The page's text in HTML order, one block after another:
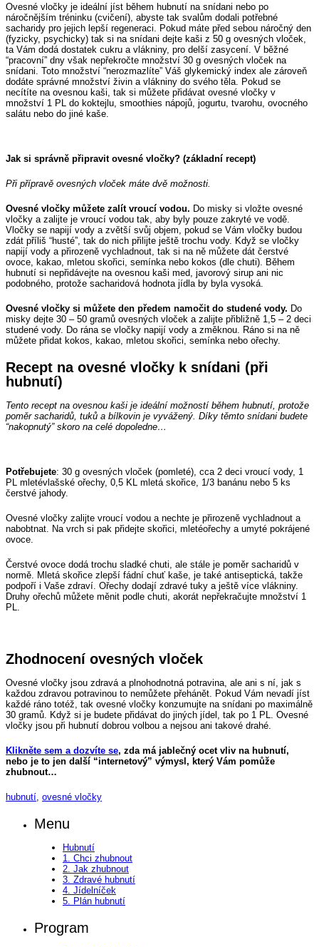
Ovesné vločky je ideální jíst během hubnutí na snídani nebo po
náročnějším tréninku (cvičení), abyste tak svalům dodali potřebné
sacharidy pro jejich lepší regeneraci. Pokud máte před sebou náročný den
(fyzicky, psychicky) tak si na snídani dejte kaši z 50 g ovesných vloček,
ta Vám dodá dostatek cukru a vlákniny, pro delší zasycení. V běžné
“pracovní” dny však nepřekročte množství 30 g ovesných vloček na
snídani. Toto množství “nerozmazlíte” Váš glykemický index ale zároveň
dodáte správné množství živin a vlákniny do svého těla. Pokud se
necítíte na ovesnou kaši, tak si můžete přidávat ovesné vločky v
množství 1 PL do koktejlu, smoothies nápojů, jogurtu, tvarohu, ovocného
salátu nebo do jiné kaše.
Jak si správně připravit ovesné vločky? (základní recept)
Při přípravě ovesných vloček máte dvě možnosti.
Ovesné vločky můžete zalít vroucí vodou. Do misky si vložte ovesné
vločky a zalijte je vroucí vodou tak, aby byly pouze zakryté ve vodě.
Vločky se napijí vody a zvětší svůj objem, pokud se Vám vločky budou
zdát příliš “husté”, tak do nich přilijte ještě trochu vody. Když se vločky
napijí vody a přirozeně vychladnout, tak si na ně můžete dát čerstvé
ovoce, kakao, mletou skořici, semínka nebo kokos (dle chuti). Během
hubnutí si nepřidávejte na ovesnou kaši med, javorový sirup ani nic
podobného, ​​protože sacharidová hodnota jídla by byla vysoká.
Ovesné vločky si můžete den předem namočit do studené vody. Do
misky dejte 30 – 50 gramů ovesných vloček a zalijte přibližně 1,5 – 2 deci
studené vody. Do rána se vločky napijí vody a změknou. Ráno si na ně
můžete přidat kokos, kakao, mletou skořici, semínka nebo ořechy.
Recept na ovesné vločky k snídani (při
hubnutí)
Tento recept na ovesnou kaši je ideální možností během hubnutí, protože
poměr sacharidů, tuků a bílkovin je vyvážený. Díky těmto snídani budete
“nakopnutý” skoro na celé dopoledne…
Potřebujete: 30 g ovesných vloček (pomleté), cca 2 deci vroucí vody, 1
PL mleté ​​vlašské ořechy, 0,5 KL mletá skořice, 1/3 banánu nebo 5 ks
čerstvé jahody.
Ovesné vločky zalijte vroucí vodou a nechte je přirozeně vychladnout a
nabobtnat. Na vrch si pak přidejte skořici, mleté ​​ořechy a umyté pokrájené
ovoce.
Čerstvé ovoce dodá trochu sladké chuti, ale stále je poměr sacharidů v
normě. Mletá skořice zlepší fádní chuť kaše, je také antiseptická, takže
podpoří i Vaše zdraví. Ořechy dodají zdravé tuky a ještě více vlákniny.
Druhy ořechů můžete měnit podle chuti, akorát nepřekračujte množství 1
PL.
Zhodnocení ovesných vloček
Ovesné vločky jsou zdravá a plnohodnotná potravina, ale ani s ní, jak s
každou zdravou potravinou to nemůžete přehánět. Pokud Vám nevadí jíst
každé ráno totéž, tak ovesné vločky konzumujte na snídani po maximálně
30 gramů. Když si je budete přidávat do jiných jídel, tak po 1 PL. Ovesné
vločky jsou při hubnutí dobrou volbou a nejsou ani takové drahé.
Klikněte sem a dozvíte se, zda má jablečný ocet vliv na hubnutí,
nebo je to jen další “internetový” výmysl, který Vám pomůže
zhubnout…
hubnutí ovesné vločky
Menu
Hubnutí
1. Chci zhubnout
2. Jak zhubnout
3. Zdravé hubnutí
4. Jídelníček
5. Plán hubnutí
Program